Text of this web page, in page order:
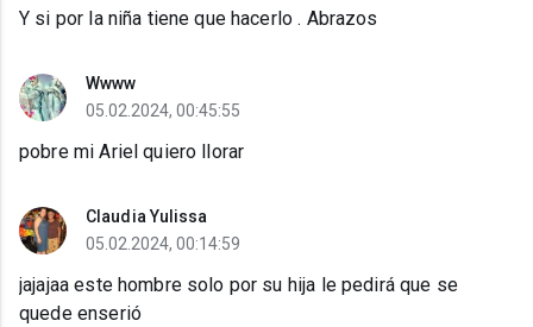
Y si por la niña tiene que hacerlo . Abrazos
Wwww
05.02.2024, 00:45:55
pobre mi Ariel quiero llorar
Claudia Yulissa
05.02.2024, 00:14:59
jajajaa este hombre solo por su hija le pedirá que se
quede enserió